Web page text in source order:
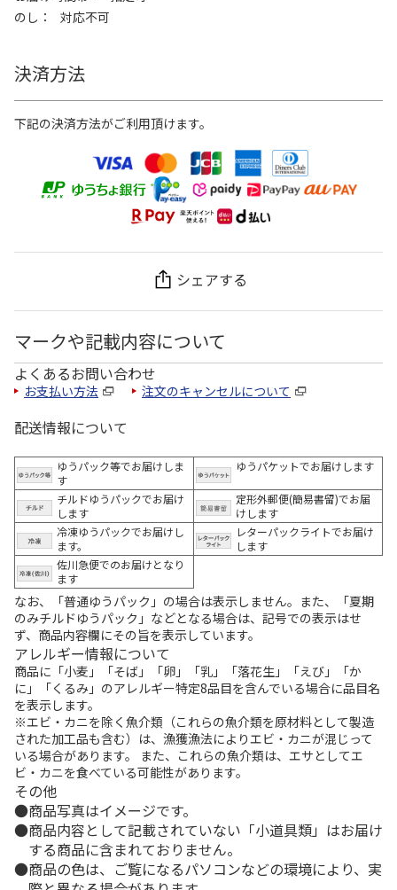
のし
対応不可
決済方法
下記の決済方法がご利用頂けます。
シェアする
マークや記載内容について
よくあるお問い合わせ
お支払い方法 注文のキャンセルについて
配送情報について
ゆうパック等でお届けしま
す
ゆうパケットでお届けします
チルドゆうパックでお届け
します
定形外郵便(簡易書留)でお届
けします
冷凍ゆうパックでお届けし
ます。
レターパックライトでお届け
します
佐川急便でのお届けとなり
ます
なお、「普通ゆうパック」の場合は表示しません。また、「夏期
のみチルドゆうパック」などとなる場合は、記号での表示はせ
ず、商品内容欄にその旨を表示しています。
アレルギー情報について
商品に「小麦」「そば」「卵」「乳」「落花生」「えび」「か
に」「くるみ」のアレルギー特定8品目を含んでいる場合に品目名
を表示します。
※エビ・カニを除く魚介類（これらの魚介類を原材料として製造
された加工品も含む）は、漁獲漁法によりエビ・カニが混じって
いる場合があります。 また、これらの魚介類は、エサとしてエ
ビ・カニを食べている可能性があります。
その他
商品写真はイメージです。
商品内容として記載されていない「小道具類」はお届け
する商品に含まれておりません。
商品の色は、ご覧になるパソコンなどの環境により、実